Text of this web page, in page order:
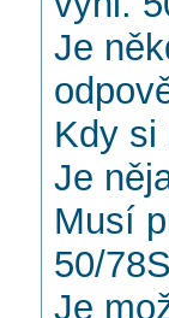
Je
Kdy si
Je
Musí
50/
Je